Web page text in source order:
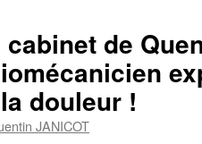
cabinet de
douleur !
JANICOT